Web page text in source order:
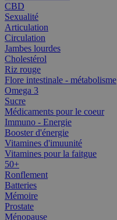
CBD
Sexualité
Articulation
Circulation
Jambes lourdes
Cholestérol
Riz rouge
Flore intestinale - métabolisme
Omega 3
Sucre
Médicaments pour le coeur
Immuno - Energie
Booster d'énergie
Vitamines d'imuunité
Vitamines pour la faitgue
50+
Ronflement
Batteries
Mémoire
Prostate
Ménopause